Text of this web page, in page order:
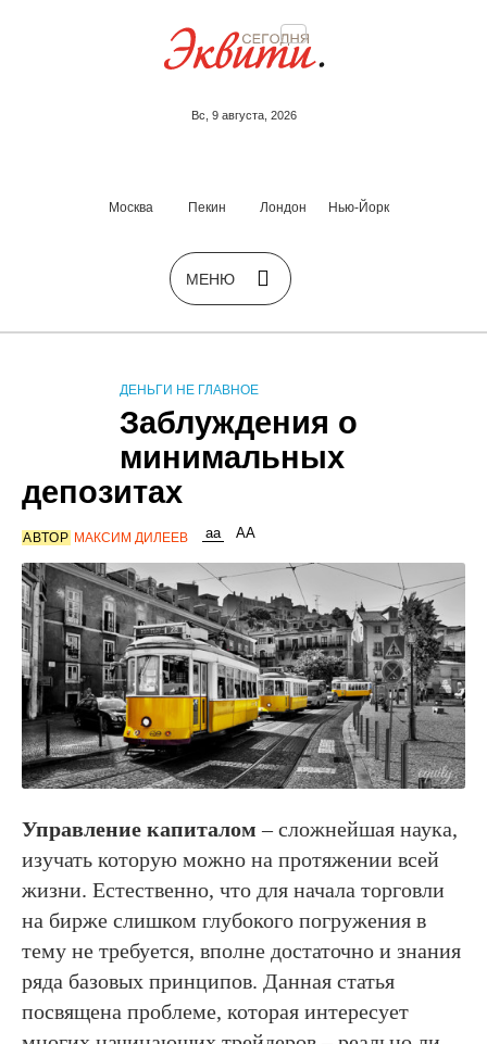
Вс, 9 августа, 2026
Москва Пекин Лондон Нью-Йорк
ДЕНЬГИ НЕ ГЛАВНОЕ
Заблуждения о
минимальных
депозитах
АВТОР МАКСИМ ДИЛЕЕВ
Управление капиталом – сложнейшая наука,
изучать которую можно на протяжении всей
жизни. Естественно, что для начала торговли
на бирже слишком глубокого погружения в
тему не требуется, вполне достаточно и знания
ряда базовых принципов. Данная статья
посвящена проблеме, которая интересует